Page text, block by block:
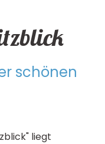
schönen
liegt